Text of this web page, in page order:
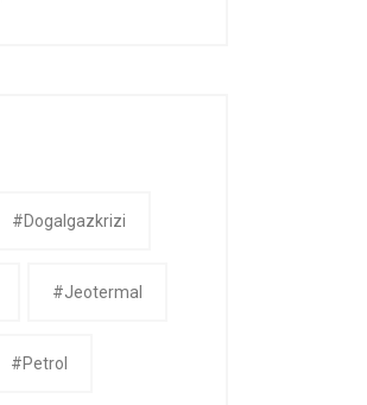
#dogalgazkrizi
#jeotermal
#petrol